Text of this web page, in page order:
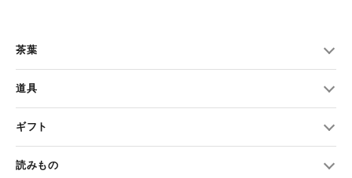
茶葉
道具
ギフト
読みもの